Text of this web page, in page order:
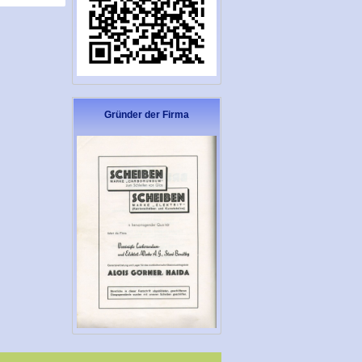
Gründer der Firma